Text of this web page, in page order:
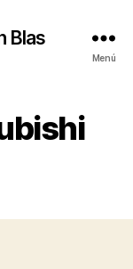
Blas
Menú